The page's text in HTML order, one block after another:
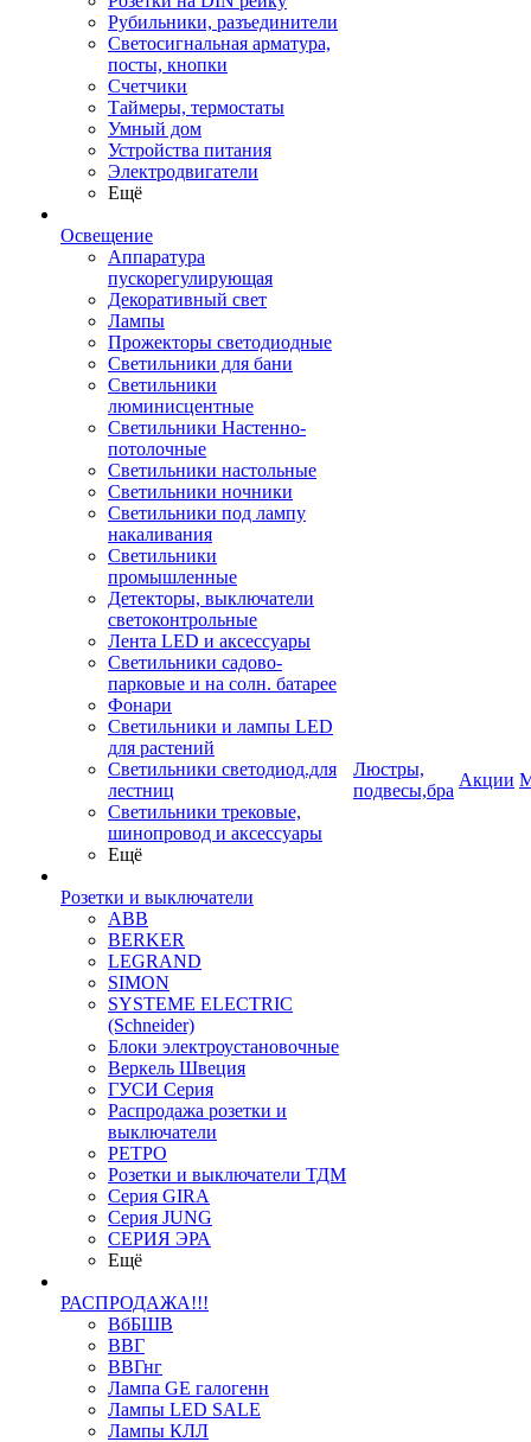
Рубильники, разъединители
Светосигнальная арматура,
посты, кнопки
Счетчики
Таймеры, термостаты
Умный дом
Устройства питания
Электродвигатели
Ещё
Освещение
Аппаратура
пускорегулирующая
Декоративный свет
Лампы
Прожекторы светодиодные
Светильники для бани
Светильники
люминисцентные
Светильники Настенно-
потолочные
Светильники настольные
Светильники ночники
Светильники под лампу
накаливания
Светильники
промышленные
Детекторы, выключатели
светоконтрольные
Лента LED и аксессуары
Светильники садово-
парковые и на солн. батарее
Фонари
Светильники и лампы LED
для растений
Светильники светодиод.для
лестниц
Светильники трековые,
шинопровод и аксессуары
Ещё
Розетки и выключатели
ABB
BERKER
LEGRAND
SIMON
SYSTEME ELECTRIC
(Schneider)
Блоки электроустановочные
Веркель Швеция
ГУСИ Серия
Распродажа розетки и
выключатели
РЕТРО
Розетки и выключатели ТДМ
Серия GIRA
Серия JUNG
СЕРИЯ ЭРА
Ещё
РАСПРОДАЖА!!!
ВбБШВ
ВВГ
ВВГнг
Лампа GE галогенн
Лампы LED SALE
Лампы КЛЛ
Люстры,
подвесы,бра
Акции